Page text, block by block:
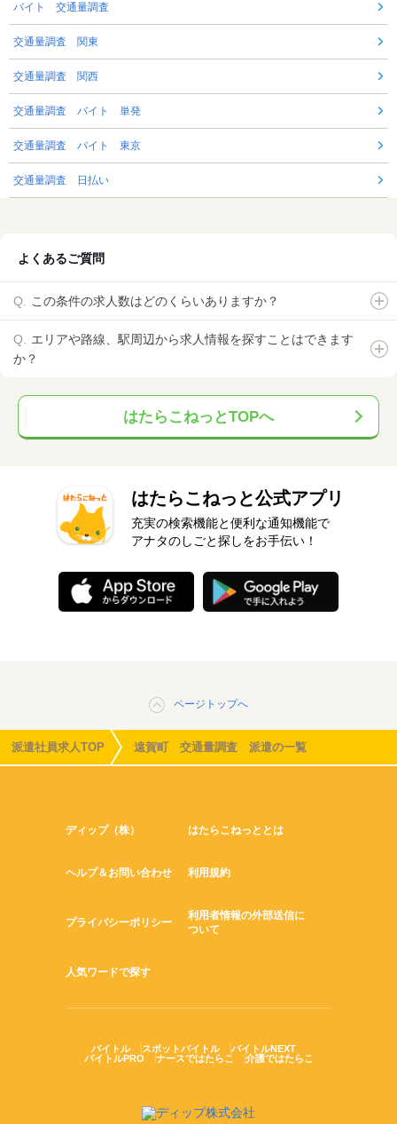
バイト 交通量調査
交通量調査 関東
交通量調査 関西
交通量調査 バイト 単発
交通量調査 バイト 東京
交通量調査 日払い
よくあるご質問
この条件の求人数はどのくらいありますか？
エリアや路線、駅周辺から求人情報を探すことはできます
か？
はたらこねっとTOPへ
はたらこねっと公式アプリ
充実の検索機能と便利な通知機能で
アナタのしごと探しをお手伝い！
ページトップへ
派遣社員求人TOP 遠賀町 交通量調査 派遣の一覧
ディップ（株） はたらこねっととは
ヘルプ＆お問い合わせ 利用規約
プライバシーポリシー
利用者情報の外部送信に
ついて
人気ワードで探す
バイトル スポットバイトル
バイトルNEXT
バイトルPRO
ナースではたらこ 介護ではたらこ